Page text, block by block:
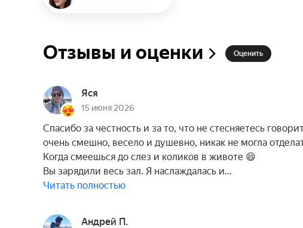
Отзывы и оценки Оценить
Яся
15 июня 2026
Спасибо за честность и за то, что не стесняетесь
очень смешно, весело и душевно, никак не могла
Когда смеешься до слез и коликов в животе 😄
Вы зарядили весь зал. Я наслаждалась и…
Читать полностью
Андрей П.